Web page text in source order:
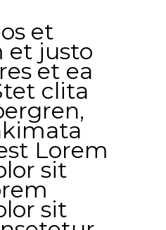
et
et justo
et ea
clita
Lorem
sit
sit